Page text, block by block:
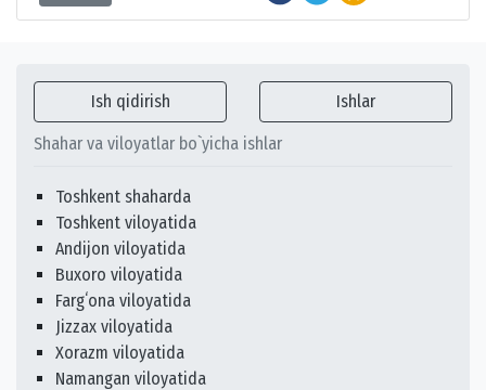
Ish qidirish Ishlar
Shahar va viloyatlar bo`yicha ishlar
Toshkent shaharda
Toshkent viloyatida
Andijon viloyatida
Buxoro viloyatida
Fargʻona viloyatida
Jizzax viloyatida
Xorazm viloyatida
Namangan viloyatida